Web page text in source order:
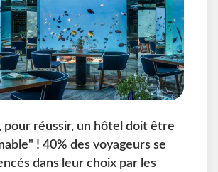
pour réussir, un hôtel doit être
! 40% des voyageurs se
dans leur choix par les